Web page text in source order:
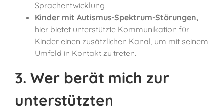
Sprachentwicklung
Kinder mit Autismus-Spektrum-Störungen,
hier bietet unterstützte Kommunikation für
Kinder einen zusätzlichen Kanal, um mit seinem
Umfeld in Kontakt zu treten.
3. Wer berät mich zur
unterstützten